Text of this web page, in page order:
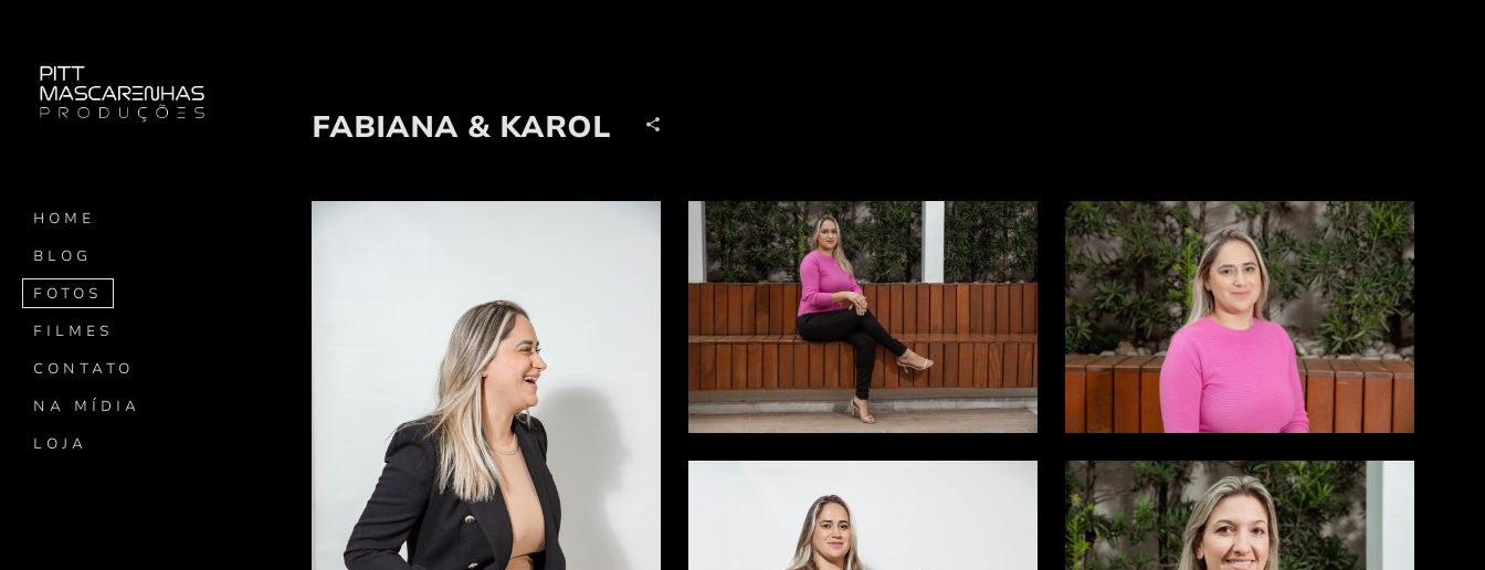
HOME
BLOG
FOTOS
FILMES
CONTATO
NA MÍDIA
LOJA
FABIANA & KAROL